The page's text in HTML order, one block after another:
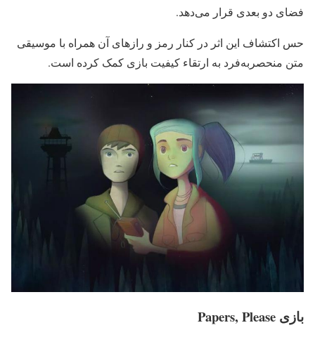
فضای دو بعدی قرار می‌دهد.
حس اکتشاف این اثر در کنار رمز و رازهای آن همراه با موسیقی
متن منحصربه‌فرد به ارتقاء کیفیت بازی کمک کرده است.
بازی Papers, Please